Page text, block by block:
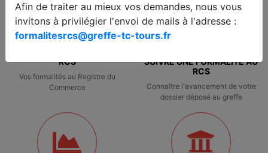
RCS
Vos formalités au Registre du
Commerce
SUIVRE UNE FORMALITÉ AU
RCS
Connaître l'avancement de votre
dossier déposé au greffe
Afin de traiter au mieux vos demandes, nous vous
invitons à privilégier l'envoi de mails à l'adresse :
formalitesrcs@greffe-tc-tours.fr